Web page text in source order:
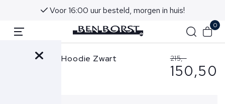
Voor 16:00 uur besteld, morgen in huis!
0
Ralph Lauren Hoodie Zwart 215,-
150,50